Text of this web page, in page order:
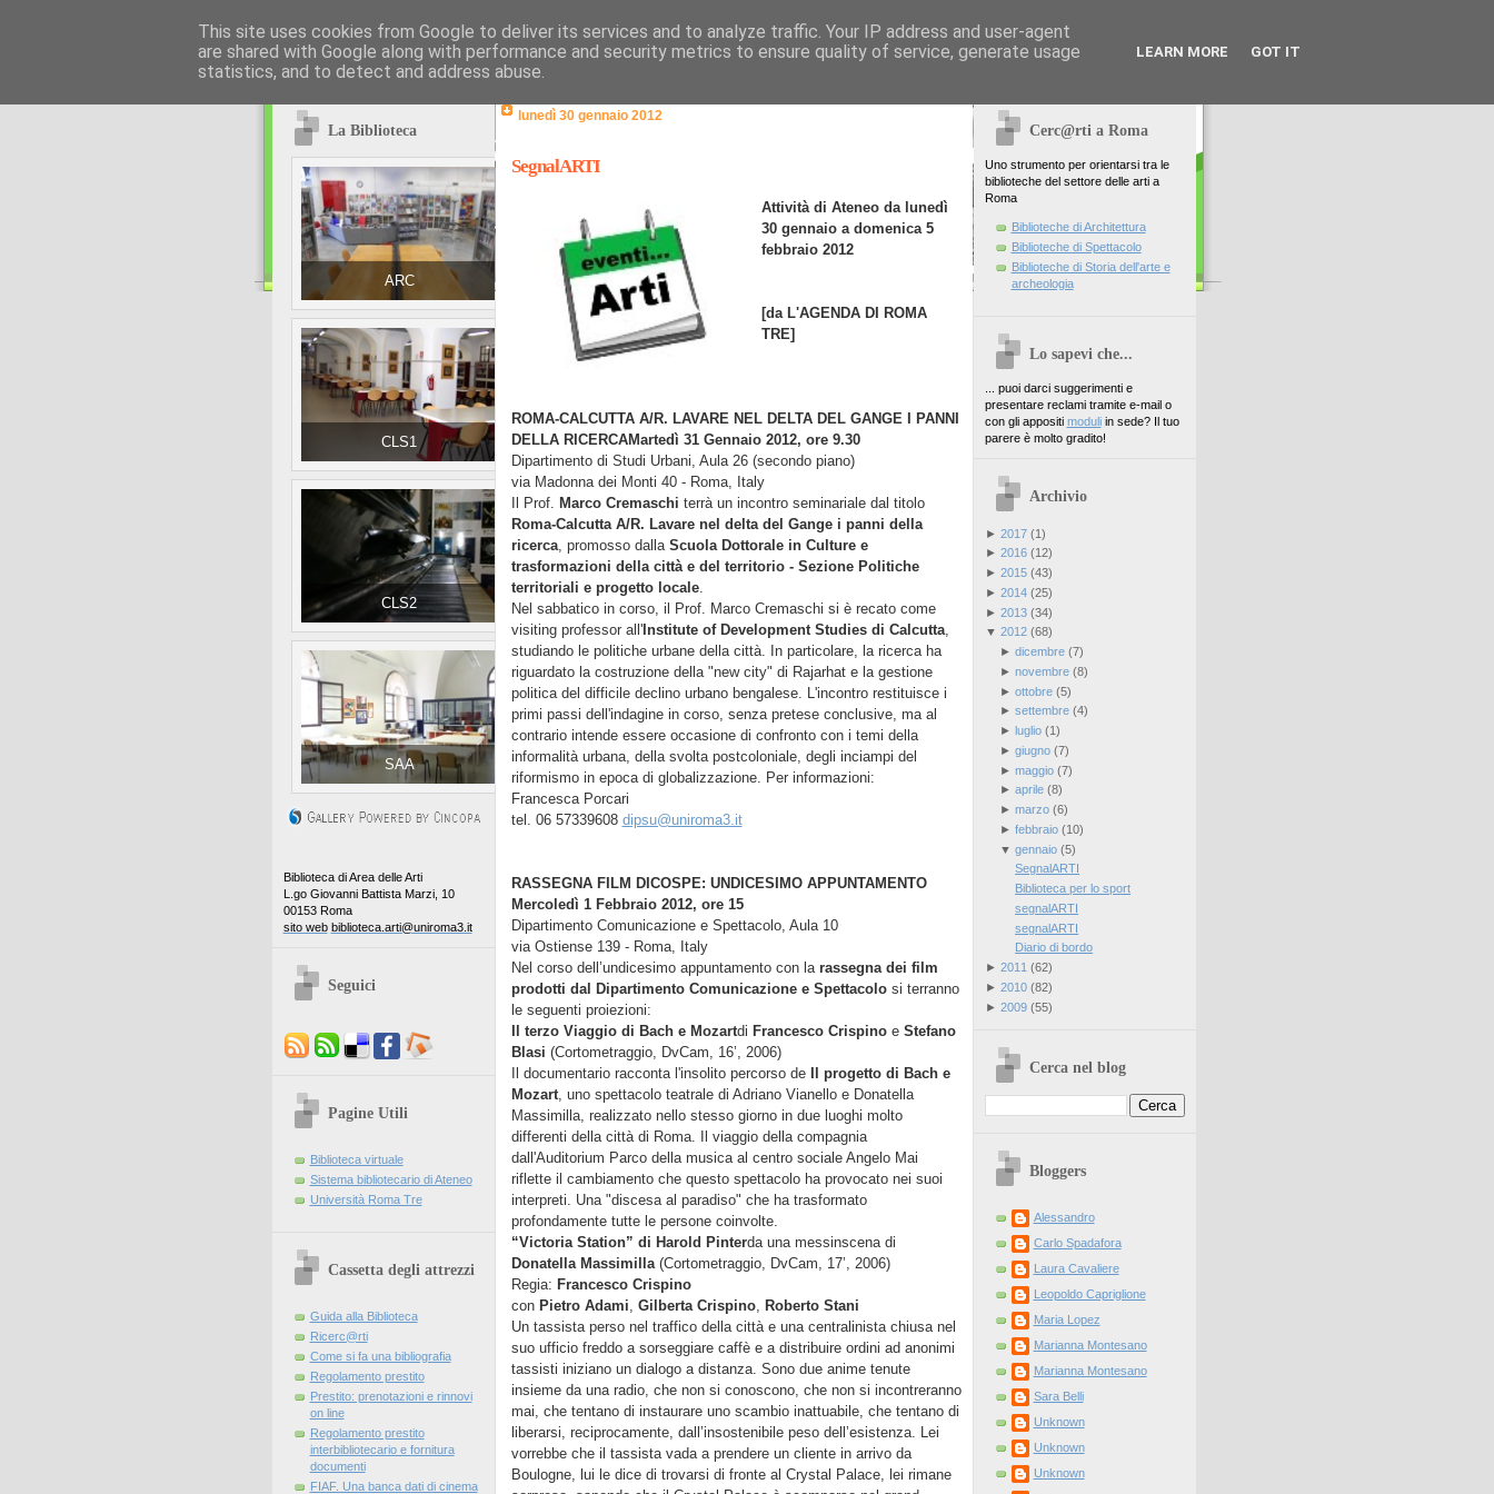
La Biblioteca
ARC
CLS1
CLS2
SAA
Biblioteca di Area delle Arti
L.go Giovanni Battista Marzi, 10
00153 Roma
sito web biblioteca.arti@uniroma3.it
Seguici
Pagine Utili
Biblioteca virtuale
Sistema bibliotecario di Ateneo
Università Roma Tre
Cassetta degli attrezzi
Guida alla Biblioteca
Ricerc@rti
Come si fa una bibliografia
Regolamento prestito
Prestito: prenotazioni e rinnovi
on line
Regolamento prestito
interbibliotecario e fornitura
documenti
FIAF. Una banca dati di cinema
lunedì 30 gennaio 2012
SegnalARTI
Attività di Ateneo da lunedì
30 gennaio a domenica 5
febbraio 2012
[da L'AGENDA DI ROMA
TRE]
ROMA-CALCUTTA A/R. LAVARE NEL DELTA DEL GANGE I PANNI
DELLA RICERCAMartedì 31 Gennaio 2012, ore 9.30
Dipartimento di Studi Urbani, Aula 26 (secondo piano)
via Madonna dei Monti 40 - Roma, Italy
Il Prof. Marco Cremaschi terrà un incontro seminariale dal titolo
Roma-Calcutta A/R. Lavare nel delta del Gange i panni della
ricerca, promosso dalla Scuola Dottorale in Culture e
trasformazioni della città e del territorio - Sezione Politiche
territoriali e progetto locale.
Nel sabbatico in corso, il Prof. Marco Cremaschi si è recato come
visiting professor all'Institute of Development Studies di Calcutta,
studiando le politiche urbane della città. In particolare, la ricerca ha
riguardato la costruzione della "new city" di Rajarhat e la gestione
politica del difficile declino urbano bengalese. L'incontro restituisce i
primi passi dell'indagine in corso, senza pretese conclusive, ma al
contrario intende essere occasione di confronto con i temi della
informalità urbana, della svolta postcoloniale, degli inciampi del
riformismo in epoca di globalizzazione. Per informazioni:
Francesca Porcari
tel. 06 57339608 dipsu@uniroma3.it
RASSEGNA FILM DICOSPE: UNDICESIMO APPUNTAMENTO
Mercoledì 1 Febbraio 2012, ore 15
Dipartimento Comunicazione e Spettacolo, Aula 10
via Ostiense 139 - Roma, Italy
Nel corso dell’undicesimo appuntamento con la rassegna dei film
prodotti dal Dipartimento Comunicazione e Spettacolo si terranno
le seguenti proiezioni:
Il terzo Viaggio di Bach e Mozartdi Francesco Crispinoe Stefano
Blasi (Cortometraggio, DvCam, 16’ , 2006)
Il documentario racconta l'insolito percorso de Il progetto di Bach e
Mozart, uno spettacolo teatrale di Adriano Vianello e Donatella
Massimilla, realizzato nello stesso giorno in due luoghi molto
differenti della città di Roma. Il viaggio della compagnia
dall'Auditorium Parco della musica al centro sociale Angelo Mai
riflette il cambiamento che questo spettacolo ha provocato nei suoi
interpreti. Una "discesa al paradiso" che ha trasformato
profondamente tutte le persone coinvolte.
“Victoria Station” di Harold Pinterda una messinscena di
Donatella Massimilla(Cortometraggio, DvCam, 17’ , 2006)
Regia: Francesco Crispino
con Pietro Adami Gilberta Crispino, Roberto Stani
Un tassista perso nel traffico della città e una centralinista chiusa nel
suo ufficio freddo a sorseggiare caffè e a distribuire ordini ad anonimi
tassisti iniziano un dialogo a distanza. Sono due anime tenute
insieme da una radio, che non si conoscono, che non si incontreranno
mai, che tentano di instaurare uno scambio inattuabile, che tentano di
liberarsi, reciprocamente, dall’insostenibile peso dell’esistenza. Lei
vorrebbe che il tassista vada a prendere un cliente in arrivo da
Boulogne, lui le dice di trovarsi di fronte al Crystal Palace, lei rimane
Cerc@rti a Roma
Uno strumento per orientarsi tra le
biblioteche del settore delle arti a
Roma
Biblioteche di Architettura
Biblioteche di Spettacolo
Biblioteche di Storia dell'arte e
archeologia
Lo sapevi che...
... puoi darci suggerimenti e
presentare reclami tramite e-mail o
con gli appositi moduliin sede? Il tuo
parere è molto gradito!
Archivio
► 2017(1)
► 2016(12)
► 2015(43)
► 2014(25)
► 2013(34)
▼ 2012(68)
► dicembre(7)
► novembre(8)
► ottobre(5)
► settembre(4)
► luglio(1)
► giugno(7)
► maggio(7)
► aprile(8)
► marzo(6)
► febbraio(10)
▼ gennaio(5)
SegnalARTI
Biblioteca per lo sport
segnalARTI
segnalARTI
Diario di bordo
► 2011 (62)
► 2010(82)
► 2009(55)
Cerca nel blog
Bloggers
Alessandro
Carlo Spadafora
Laura Cavaliere
Leopoldo Capriglione
Maria Lopez
Marianna Montesano
Marianna Montesano
Sara Belli
Unknown
Unknown
Unknown
This site uses cookies from Google to deliver its services and to analyze traffic. Your IP address and user-agent
are shared with Google along with performance and security metrics to ensure quality of service, generate usage
statistics, and to detect and address abuse.
LEARN MORE GOT IT